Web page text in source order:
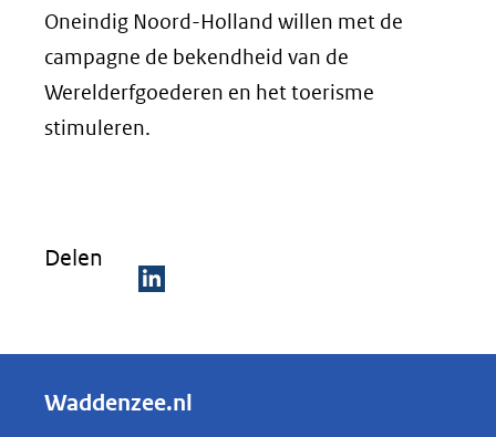
Oneindig Noord-Holland willen met de
campagne de bekendheid van de
Werelderfgoederen en het toerisme
stimuleren.
Delen
e
e
Waddenzee.nl